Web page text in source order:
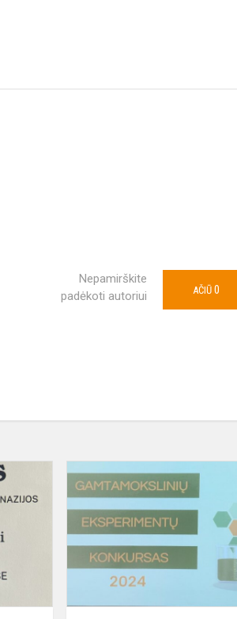
Nepamirškite
padėkoti autoriui
AČIŪ 0
Matematikos
konkusras
,,KODAS"